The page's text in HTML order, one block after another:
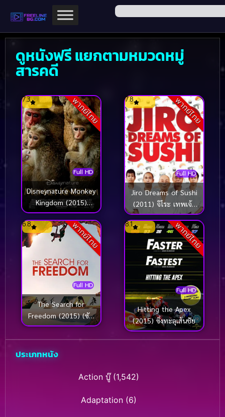
ดูหนังฟรี แยกตามหมวดหมู่
สารคดี
พากย์ไทย
Full HD
7.3
Disneynature Monkey
Kingdom (2015)
อาณาจักรลิง จากป่าไม้สู่
ป่าเมือง (ซับไทย)
พากย์ไทย
Full HD
7.8
Jiro Dreams of Sushi
(2011) จิโระ เทพเจ้า
ซูชิ
พากย์ไทย
Full HD
6.8
The Search for
Freedom (2015) (ซับ
ไทย)
พากย์ไทย
Full HD
8.1
Hitting the Apex
(2015) ซิ่งทะลุเส้นชัย
ประเภทหนัง
Action บู๊(1,542)
Adaptation (6)